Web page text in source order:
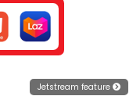
Jetstream feature